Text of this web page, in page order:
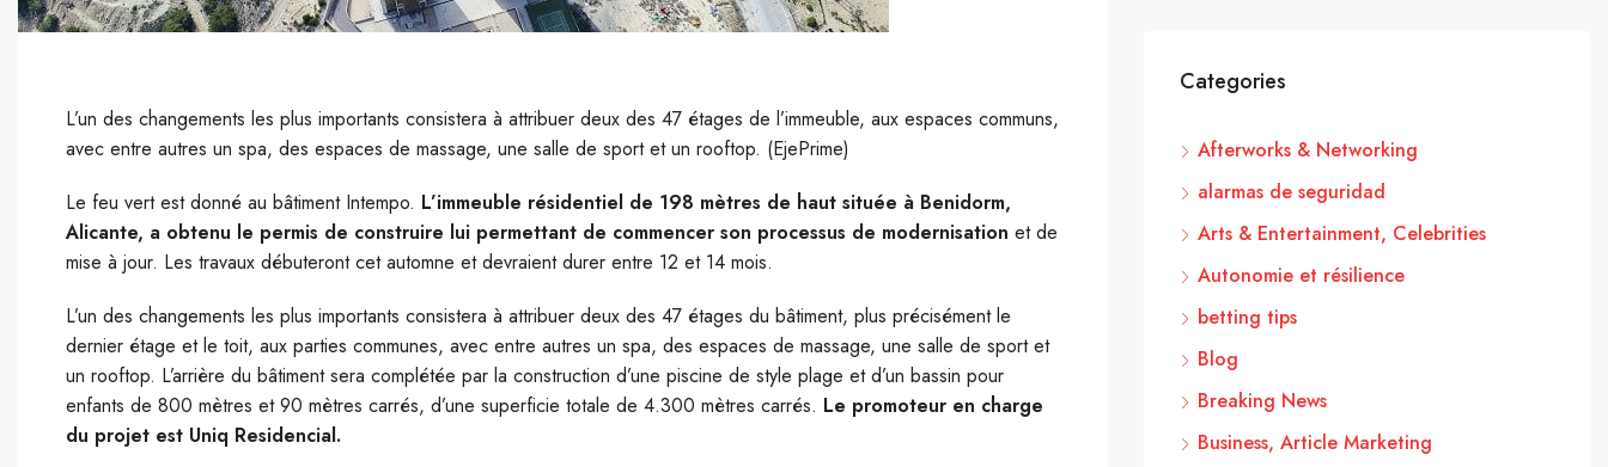
L’un des changements les plus importants consistera à attribuer deux des 47 étages de l’immeuble, aux espaces communs,
avec entre autres un spa, des espaces de massage, une salle de sport et un rooftop. (EjePrime)
Le feu vert est donné au bâtiment Intempo. L’immeuble résidentiel de 198 mètres de haut située à Benidorm,
Alicante, a obtenu le permis de construire lui permettant de commencer son processus de modernisation et de
mise à jour. Les travaux débuteront cet automne et devraient durer entre 12 et 14 mois.
L’un des changements les plus importants consistera à attribuer deux des 47 étages du bâtiment, plus précisément le
dernier étage et le toit, aux parties communes, avec entre autres un spa, des espaces de massage, une salle de sport et
un rooftop. L’arrière du bâtiment sera complétée par la construction d’une piscine de style plage et d’un bassin pour
enfants de 800 mètres et 90 mètres carrés, d’une superficie totale de 4.300 mètres carrés. Le promoteur en charge
du projet est Uniq Residencial.
Categories
Afterworks & Networking
alarmas de seguridad
Arts & Entertainment, Celebrities
Autonomie et résilience
betting tips
Blog
Breaking News
Business, Article Marketing